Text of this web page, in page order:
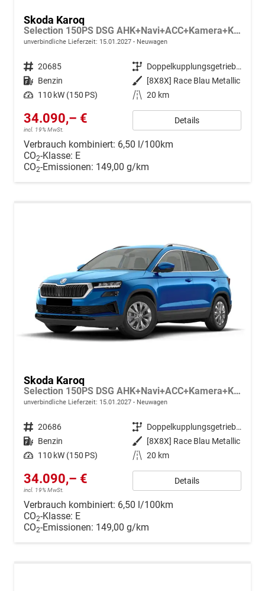
Skoda Karoq
Selection 150PS DSG AHK+Navi+ACC+Kamera+Kessy+Sitzheizung+GV5+Ambiente
unverbindliche Lieferzeit: 15.01.2027 Neuwagen
Fahrzeugnr. 20685 Getriebe
Doppelkupplungsgetriebe (DSG)
Kraftstoff Benzin Außenfarbe
[8X8X] Race Blau Metallic
Leistung 110 kW (150 PS) Kilometerstand 20 km
34.090,– €
incl. 19% MwSt.
Details
Verbrauch kombiniert: 6,50 l/100km
CO2-Klasse: E
CO2-Emissionen: 149,00 g/km
Skoda Karoq
Selection 150PS DSG AHK+Navi+ACC+Kamera+Kessy+Sitzheizung+GV5+Ambiente
unverbindliche Lieferzeit: 15.01.2027 Neuwagen
Fahrzeugnr. 20686 Getriebe
Doppelkupplungsgetriebe (DSG)
Kraftstoff Benzin Außenfarbe [8X8X] Race Blau Metallic
Leistung 110 kW (150 PS) Kilometerstand 20 km
34.090,– €
incl. 19% MwSt.
Details
Verbrauch kombiniert: 6,50 l/100km
CO2-Klasse: E
CO2-Emissionen: 149,00 g/km